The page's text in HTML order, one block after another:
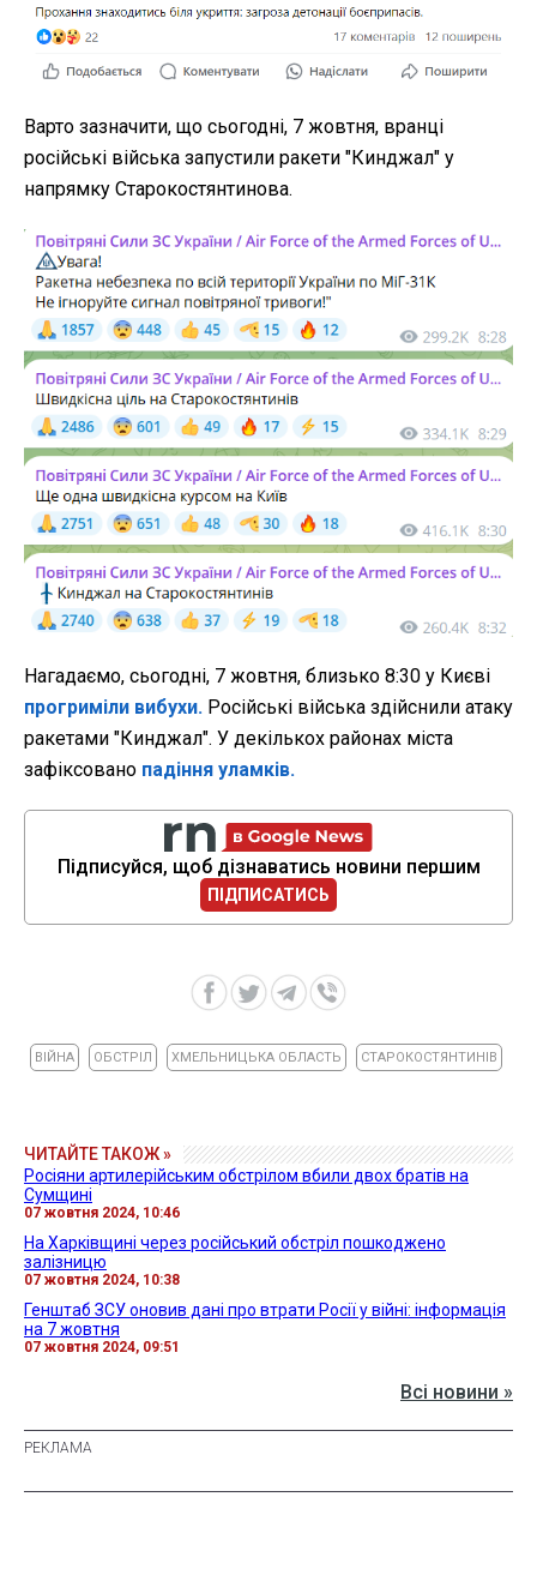
Варто зазначити, що сьогодні, 7 жовтня, вранці
російські війська запустили ракети "Кинджал" у
напрямку Старокостянтинова.
Нагадаємо, сьогодні, 7 жовтня, близько 8:30 у Києві
прогриміли вибухи. Російські війська здійснили атаку
ракетами "Кинджал". У декількох районах міста
зафіксовано падіння уламків.
Підписуйся, щоб дізнаватись новини першим
ПІДПИСАТИСЬ
ВІЙНА ОБСТРІЛ ХМЕЛЬНИЦЬКА ОБЛАСТЬ СТАРОКОСТЯНТИНІВ
ЧИТАЙТЕ ТАКОЖ »
Росіяни артилерійським обстрілом вбили двох братів на
Сумщині
07 жовтня 2024, 10:46
На Харківщині через російський обстріл пошкоджено
залізницю
07 жовтня 2024, 10:38
Генштаб ЗСУ оновив дані про втрати Росії у війні: інформація
на 7 жовтня
07 жовтня 2024, 09:51
Всі новини »